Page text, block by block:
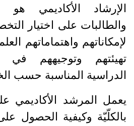
الإرشاد الأكاديمي
والطالبات على اختيار
لإمكاناتهم واهتماماتهم
تهيئتهم وتوجيههم في
الدراسية المناسبة حسب
يعمل المرشد الأكاديمي
بالكلّيّة وكيفية الحصول